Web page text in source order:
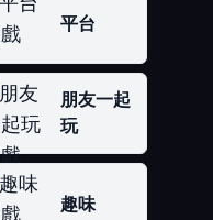
平台
朋友一起
玩
趣味